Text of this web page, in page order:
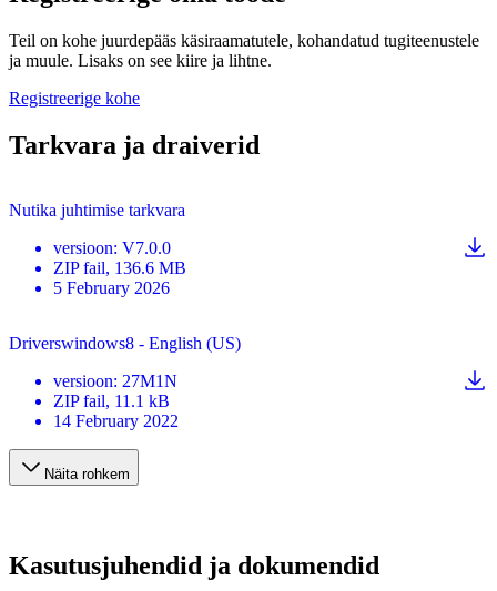
Teil on kohe juurdepääs käsiraamatutele, kohandatud tugiteenustele
ja muule. Lisaks on see kiire ja lihtne.
Registreerige kohe
Tarkvara ja draiverid
Nutika juhtimise tarkvara
versioon: V7.0.0
ZIP fail, 136.6 MB
5 February 2026
Driverswindows8 - English (US)
versioon: 27M1N
ZIP fail, 11.1 kB
14 February 2022
Näita rohkem
Kasutusjuhendid ja dokumendid